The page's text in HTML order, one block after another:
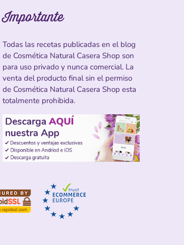
Importante
Todas las recetas publicadas en el blog
de Cosmética Natural Casera Shop son
para uso privado y nunca comercial. La
venta del producto final sin el permiso
de Cosmética Natural Casera Shop esta
totalmente prohibida.